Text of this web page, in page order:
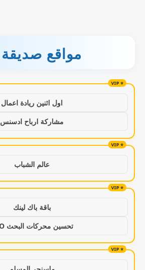
مواقع صديقة
اول اثنين ريادة اعمال
مشاركة ارباح ادسنس
عالم الشباب
باقة باك لينك
تحسين محركات البحث SEO